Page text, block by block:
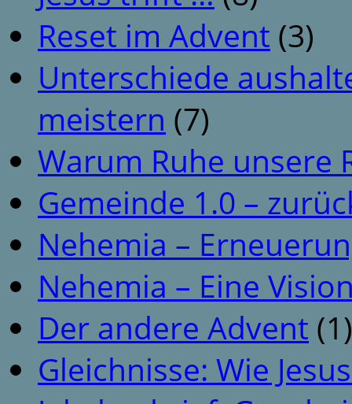
Reset im Advent (3)
Unterschiede
meistern (7)
Warum Ruhe unsere
Gemeinde 1.0 –
Nehemia –
Nehemia – Eine
Der andere Advent (1)
Gleichnisse: Wie